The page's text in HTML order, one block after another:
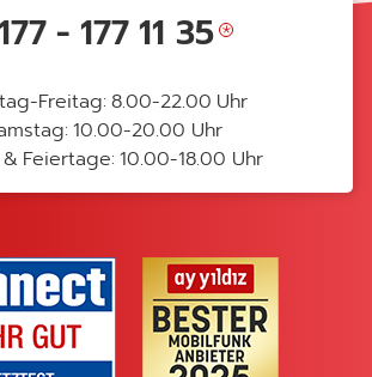
- 177 11 35
Freitag: 8.00-22.00 Uhr
10.00-20.00 Uhr
Feiertage: 10.00-18.00 Uhr